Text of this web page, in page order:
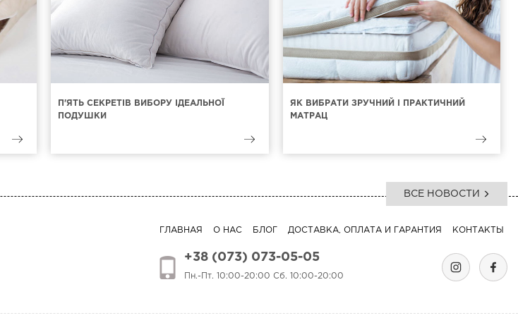
П'ЯТЬ СЕКРЕТІВ ВИБОРУ ІДЕАЛЬНОЇ
ПОДУШКИ
ЯК ВИБРАТИ ЗРУЧНИЙ І ПРАКТИЧНИЙ
МАТРАЦ
ВСЕ НОВОСТИ
ГЛАВНАЯ О НАС БЛОГ ДОСТАВКА, ОПЛАТА И ГАРАНТИЯ КОНТАКТЫ
+38 (073) 073-05-05
Пн.-Пт. 10:00-20:00 Сб. 10:00-20:00